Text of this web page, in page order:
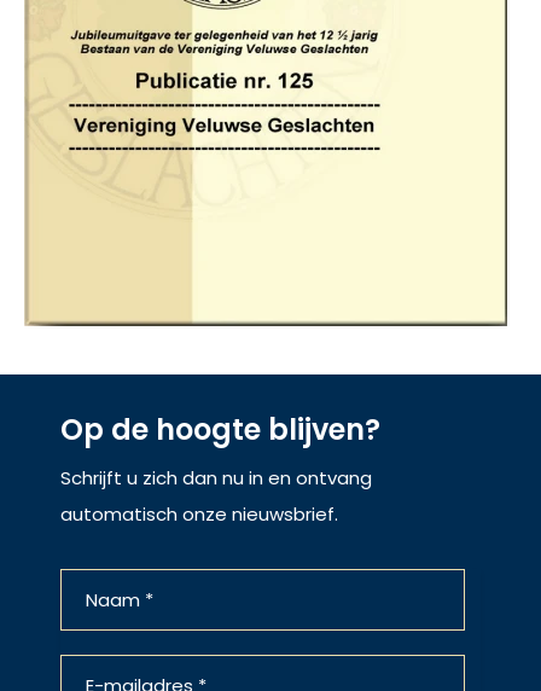
Op de hoogte blijven?
Schrijft u zich dan nu in en ontvang
automatisch onze nieuwsbrief.